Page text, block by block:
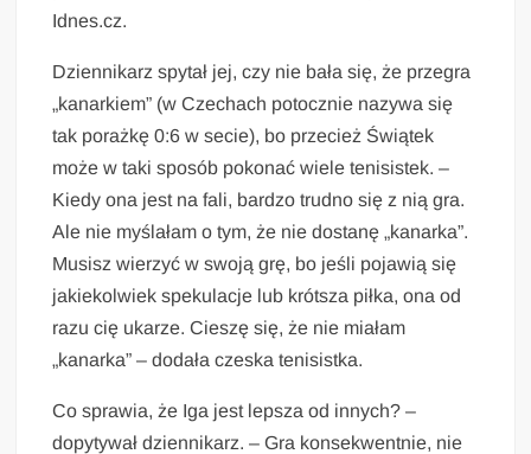
Idnes.cz.
Dziennikarz spytał jej, czy nie bała się, że przegra
„kanarkiem” (w Czechach potocznie nazywa się
tak porażkę 0:6 w secie), bo przecież Świątek
może w taki sposób pokonać wiele tenisistek. –
Kiedy ona jest na fali, bardzo trudno się z nią gra.
Ale nie myślałam o tym, że nie dostanę „kanarka”.
Musisz wierzyć w swoją grę, bo jeśli pojawią się
jakiekolwiek spekulacje lub krótsza piłka, ona od
razu cię ukarze. Cieszę się, że nie miałam
„kanarka” – dodała czeska tenisistka.
Co sprawia, że Iga jest lepsza od innych? –
dopytywał dziennikarz. – Gra konsekwentnie, nie